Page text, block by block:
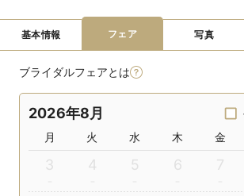
基本情報 フェア 写真
ブライダルフェアとは
2026年8月
月 火 水 木 金
3 4 5 6 7